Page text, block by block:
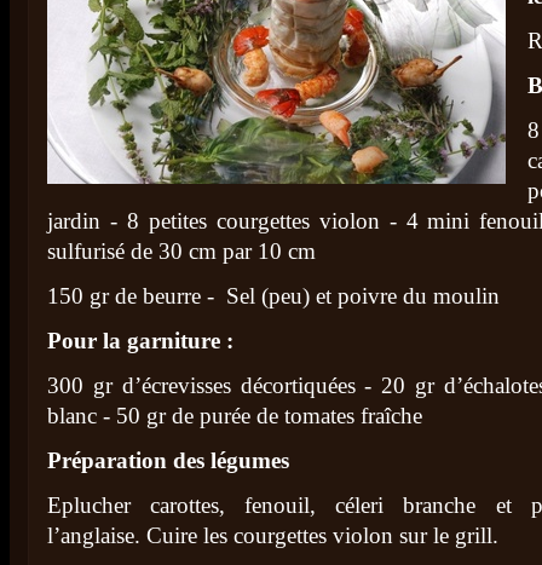
jardin - 8 petites courgettes violon - 4 mini
sulfurisé de 30 cm par 10 cm
150 gr de beurre - Sel (peu) et poivre du moulin
Pour la garniture :
300 gr d’écrevisses décortiquées - 20 gr
blanc - 50 gr de purée de tomates fraîche
Préparation des légumes
Eplucher carottes, fenouil, céleri branche et
l’anglaise. Cuire les courgettes violon sur le grill.